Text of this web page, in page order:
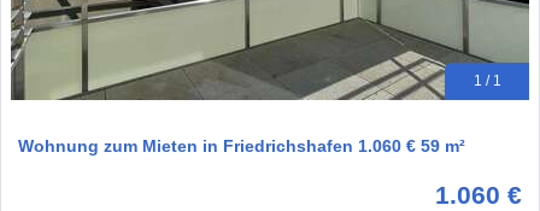
1 / 1
Wohnung zum Mieten in Friedrichshafen 1.060 € 59 m²
1.060 €